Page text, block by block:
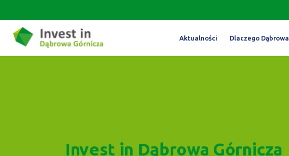
Aktualności Dlaczego Dąbrowa
Invest in Dąbrowa Górnicza